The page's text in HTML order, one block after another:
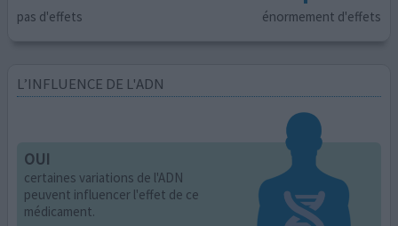
pas d'effets énormement d'effets
L’INFLUENCE DE L'ADN
OUI
certaines variations de l'ADN
peuvent influencer l'effet de ce
médicament.